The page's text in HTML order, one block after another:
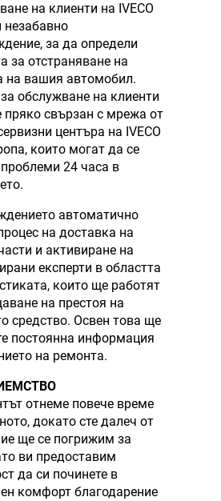
на клиенти на IVECO
незабавно
за да определи
за отстраняване на
на вашия автомобил.
обслужване на клиенти
пряко свързан с мрежа от
центъра на IVECO
които могат да се
24 часа в
автоматично
на доставка на
и активиране на
експерти в областта
които ще работят
на престоя на
средство. Освен това ще
постоянна информация
на ремонта.
отнеме повече време
докато сте далеч от
ще се погрижим за
ви предоставим
да си починете в
комфорт благодарение